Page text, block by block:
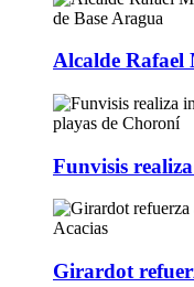
Alcalde Rafael
Funvisis
Girardot